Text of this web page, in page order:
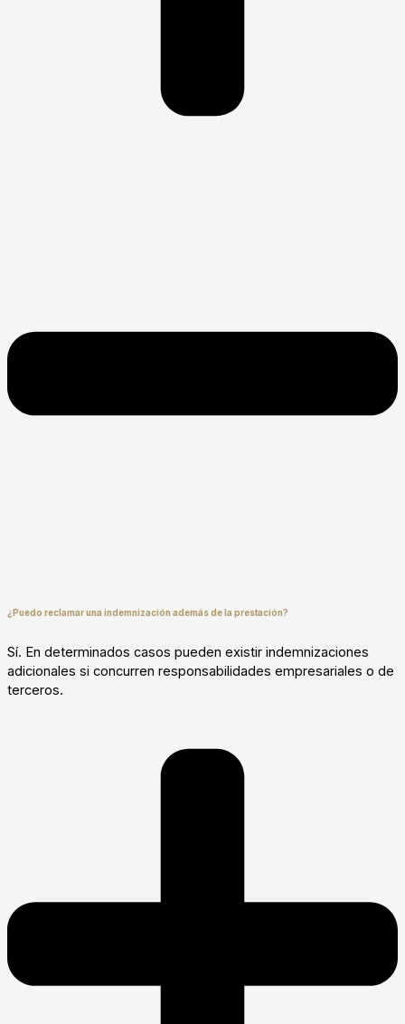
¿Puedo reclamar una indemnización además de la prestación?
Sí. En determinados casos pueden existir indemnizaciones
adicionales si concurren responsabilidades empresariales o de
terceros.